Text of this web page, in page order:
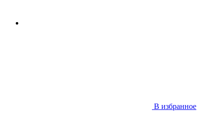
В избранное